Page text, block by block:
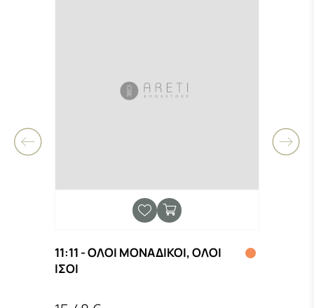
11:11 - ΟΛΟΙ ΜΟΝΑΔΙΚΟΙ, ΟΛΟΙ
ΙΣΟΙ